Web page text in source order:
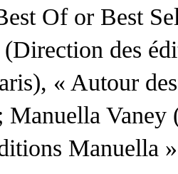
Of or Best
(Direction des
« Autour
Manuella
Manuella »